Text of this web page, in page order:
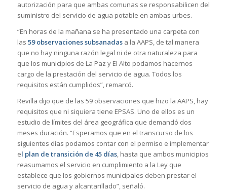
autorización para que ambas comunas se responsabilicen del
suministro del servicio de agua potable en ambas urbes.
“En horas de la mañana se ha presentado una carpeta con
las 59 observaciones subsanadasa la AAPS, de tal manera
que no hay ninguna razón legal ni de otra naturaleza para
que los municipios de La Paz y El Alto podamos hacernos
cargo de la prestación del servicio de agua. Todos los
requisitos están cumplidos”, remarcó.
Revilla dijo que de las 59 observaciones que hizo la AAPS, hay
requisitos que ni siquiera tiene EPSAS. Uno de ellos es un
estudio de límites del área geográfica que demandó dos
meses duración. “Esperamos que en el transcurso de los
siguientes días podamos contar con el permiso e implementar
el plan de transición de 45 días, hasta que ambos municipios
reasumamos el servicio en cumplimiento a la Ley que
establece que los gobiernos municipales deben prestar el
servicio de agua y alcantarillado”, señaló.